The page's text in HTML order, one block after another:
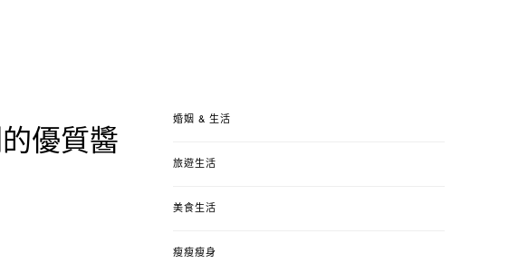
優質醬 婚姻 & 生活
旅遊生活
美食生活
瘦瘦瘦身